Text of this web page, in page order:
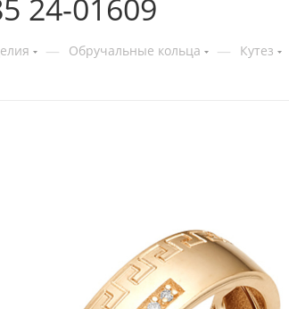
24-01609
— Обручальные кольца — Кутез